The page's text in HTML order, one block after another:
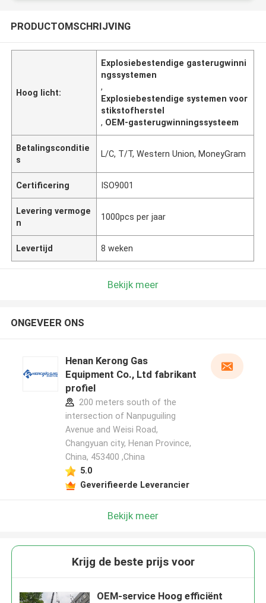
PRODUCTOMSCHRIJVING
Hoog licht:
Explosiebestendige gasterugwinni
ngssystemen
,
Explosiebestendige systemen voor
stikstofherstel
, OEM-gasterugwinningssysteem
Betalingsconditie
s
L/C, T/T, Western Union, MoneyGram
Certificering ISO9001
Levering vermoge
n
1000pcs per jaar
Levertijd 8 weken
Bekijk meer
ONGEVEER ONS
Henan Kerong Gas
Equipment Co., Ltd fabrikant
profiel
200 meters south of the
intersection of Nanpuguiling
Avenue and Weisi Road,
Changyuan city, Henan Province,
China, 453400 ,China
5.0
Geverifieerde Leverancier
Bekijk meer
Krijg de beste prijs voor
OEM-service Hoog efficiënt